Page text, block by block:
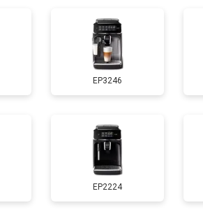
EP3246
EP2224